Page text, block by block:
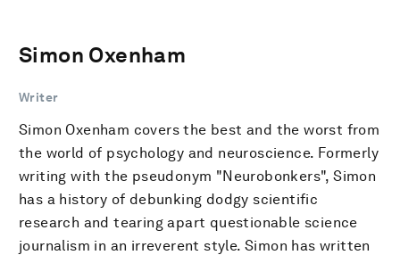
Simon Oxenham
Writer
Simon Oxenham covers the best and the worst from
the world of psychology and neuroscience. Formerly
writing with the pseudonym "Neurobonkers", Simon
has a history of debunking dodgy scientific
research and tearing apart questionable science
journalism in an irreverent style. Simon has written